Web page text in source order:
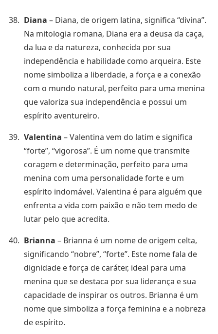
Diana – Diana, de origem latina, significa “divina”.
Na mitologia romana, Diana era a deusa da caça,
da lua e da natureza, conhecida por sua
independência e habilidade como arqueira. Este
nome simboliza a liberdade, a força e a conexão
com o mundo natural, perfeito para uma menina
que valoriza sua independência e possui um
espírito aventureiro.
Valentina – Valentina vem do latim e significa
“forte”, “vigorosa”. É um nome que transmite
coragem e determinação, perfeito para uma
menina com uma personalidade forte e um
espírito indomável. Valentina é para alguém que
enfrenta a vida com paixão e não tem medo de
lutar pelo que acredita.
Brianna – Brianna é um nome de origem celta,
significando “nobre”, “forte”. Este nome fala de
dignidade e força de caráter, ideal para uma
menina que se destaca por sua liderança e sua
capacidade de inspirar os outros. Brianna é um
nome que simboliza a força feminina e a nobreza
de espírito.